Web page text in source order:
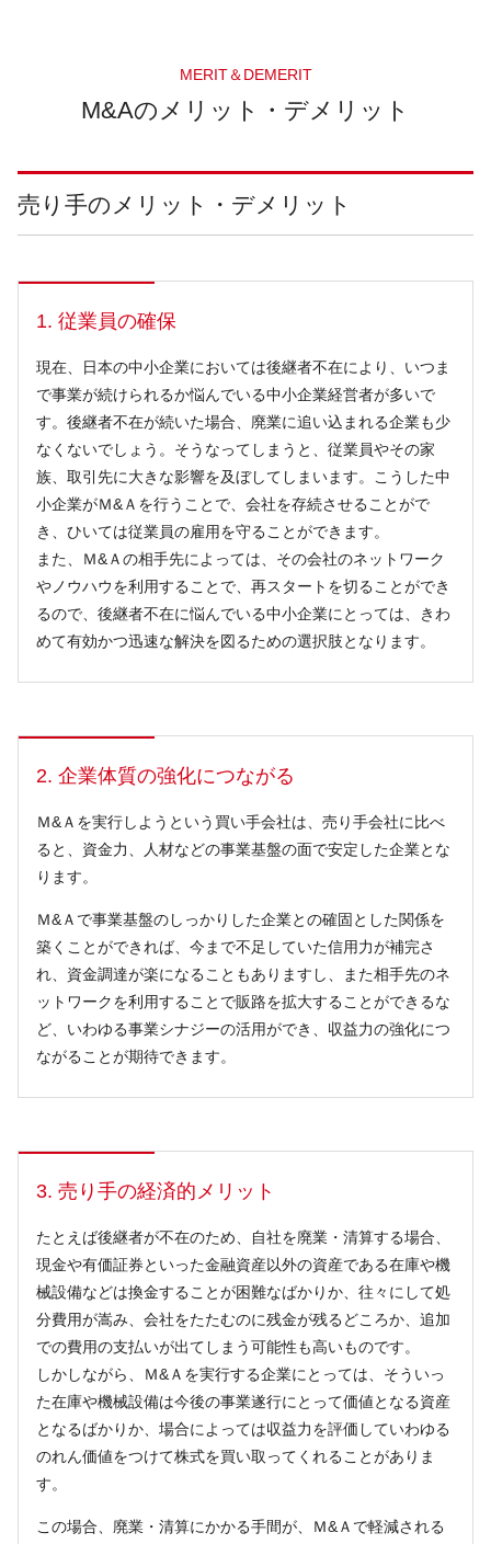
MERIT＆DEMERIT
M&Aのメリット・デメリット
売り手のメリット・デメリット
1. 従業員の確保
現在、日本の中小企業においては後継者不在により、いつま
で事業が続けられるか悩んでいる中小企業経営者が多いで
す。後継者不在が続いた場合、廃業に追い込まれる企業も少
なくないでしょう。そうなってしまうと、従業員やその家
族、取引先に大きな影響を及ぼしてしまいます。こうした中
小企業がＭ&Ａを行うことで、会社を存続させることがで
き、ひいては従業員の雇用を守ることができます。
また、Ｍ&Ａの相手先によっては、その会社のネットワーク
やノウハウを利用することで、再スタートを切ることができ
るので、後継者不在に悩んでいる中小企業にとっては、きわ
めて有効かつ迅速な解決を図るための選択肢となります。
2. 企業体質の強化につながる
Ｍ&Ａを実行しようという買い手会社は、売り手会社に比べ
ると、資金力、人材などの事業基盤の面で安定した企業とな
ります。
Ｍ&Ａで事業基盤のしっかりした企業との確固とした関係を
築くことができれば、今まで不足していた信用力が補完さ
れ、資金調達が楽になることもありますし、また相手先のネ
ットワークを利用することで販路を拡大することができるな
ど、いわゆる事業シナジーの活用ができ、収益力の強化につ
ながることが期待できます。
3. 売り手の経済的メリット
たとえば後継者が不在のため、自社を廃業・清算する場合、
現金や有価証券といった金融資産以外の資産である在庫や機
械設備などは換金することが困難なばかりか、往々にして処
分費用が嵩み、会社をたたむのに残金が残るどころか、追加
での費用の支払いが出てしまう可能性も高いものです。
しかしながら、Ｍ&Ａを実行する企業にとっては、そういっ
た在庫や機械設備は今後の事業遂行にとって価値となる資産
となるばかりか、場合によっては収益力を評価していわゆる
のれん価値をつけて株式を買い取ってくれることがありま
す。
この場合、廃業・清算にかかる手間が、Ｍ&Ａで軽減される